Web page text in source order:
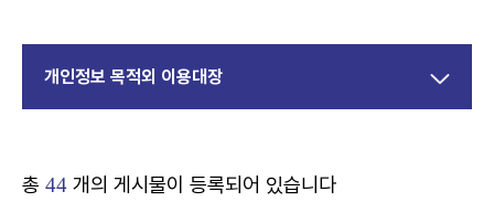
개인정보 목적외 이용대장
총 44 개의 게시물이 등록되어 있습니다